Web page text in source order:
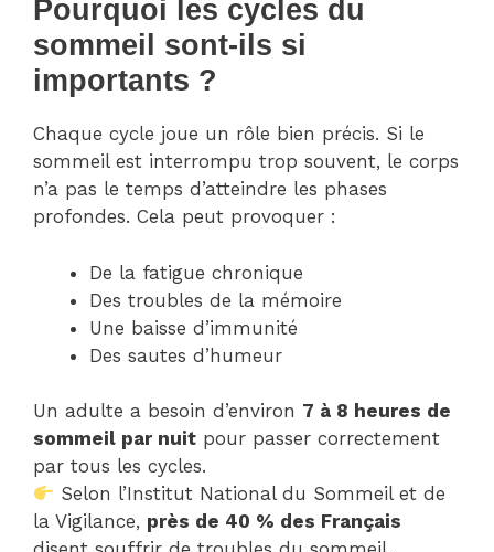
Pourquoi les cycles du
sommeil sont-ils si
importants ?
Chaque cycle joue un rôle bien précis. Si le
sommeil est interrompu trop souvent, le corps
n’a pas le temps d’atteindre les phases
profondes. Cela peut provoquer :
De la fatigue chronique
Des troubles de la mémoire
Une baisse d’immunité
Des sautes d’humeur
Un adulte a besoin d’environ 7 à 8 heures de
sommeil par nuit pour passer correctement
par tous les cycles.
Selon l’Institut National du Sommeil et de
la Vigilance, près de 40 % des Français